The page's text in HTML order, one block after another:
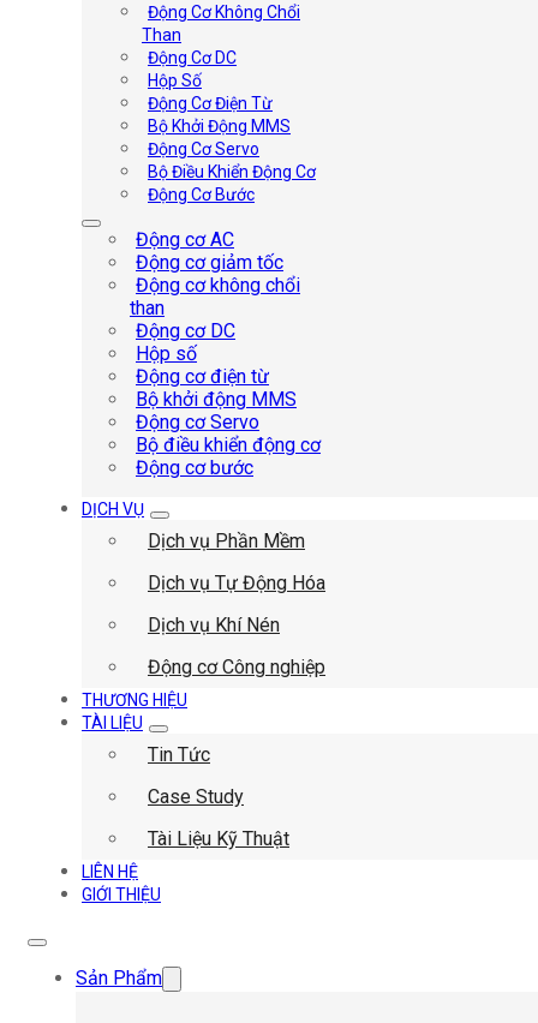
Động Cơ Không Chổi
Than
Động Cơ DC
Hộp Số
Động Cơ Điện Từ
Bộ Khởi Động MMS
Động Cơ Servo
Bộ Điều Khiển Động Cơ
Động Cơ Bước
Động cơ AC
Động cơ giảm tốc
Động cơ không chổi
than
Động cơ DC
Hộp số
Động cơ điện từ
Bộ khởi động MMS
Động cơ Servo
Bộ điều khiển động cơ
Động cơ bước
DỊCH VỤ
Dịch vụ Phần Mềm
Dịch vụ Tự Động Hóa
Dịch vụ Khí Nén
Động cơ Công nghiệp
THƯƠNG HIỆU
TÀI LIỆU
Tin Tức
Case Study
Tài Liệu Kỹ Thuật
LIÊN HỆ
GIỚI THIỆU
Sản Phẩm